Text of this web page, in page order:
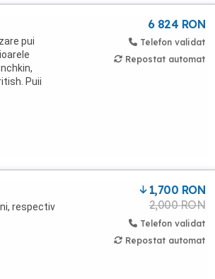
pui
Puii
6 824 RON
Telefon validat
Repostat automat
respectiv
1,700 RON
2,000 RON
Telefon validat
Repostat automat